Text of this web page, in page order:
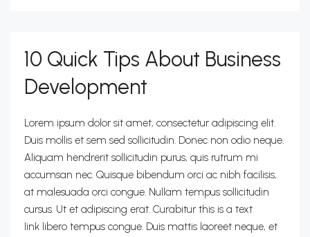
10 Quick Tips About Business
Development
Lorem ipsum dolor sit amet, consectetur adipiscing elit.
Duis mollis et sem sed sollicitudin. Donec non odio neque.
Aliquam hendrerit sollicitudin purus, quis rutrum mi
accumsan nec. Quisque bibendum orci ac nibh facilisis,
at malesuada orci congue. Nullam tempus sollicitudin
cursus. Ut et adipiscing erat. Curabitur this is a text
link libero tempus congue. Duis mattis laoreet neque, et